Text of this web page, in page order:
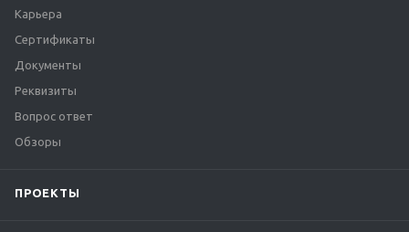
Карьера
Сертификаты
Документы
Реквизиты
Вопрос ответ
Обзоры
ПРОЕКТЫ